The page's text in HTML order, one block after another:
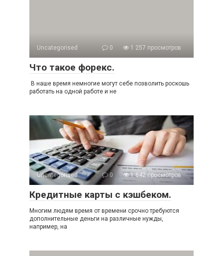
Uncategorised 0 1 257 просмотров
Что такое форекс.
В наше время немногие могут себе позволить роскошь
работать на одной работе и не
Uncategorised 0 1 642 просмотров
Кредитные карты с кэшбеком.
Многим людям время от времени срочно требуются
дополнительные деньги на различные нужды,
например, на